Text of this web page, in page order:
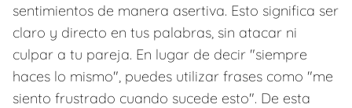
sentimientos de manera asertiva. Esto significa ser
claro y directo en tus palabras, sin atacar ni
culpar a tu pareja. En lugar de decir "siempre
haces lo mismo", puedes utilizar frases como "me
siento frustrado cuando sucede esto". De esta